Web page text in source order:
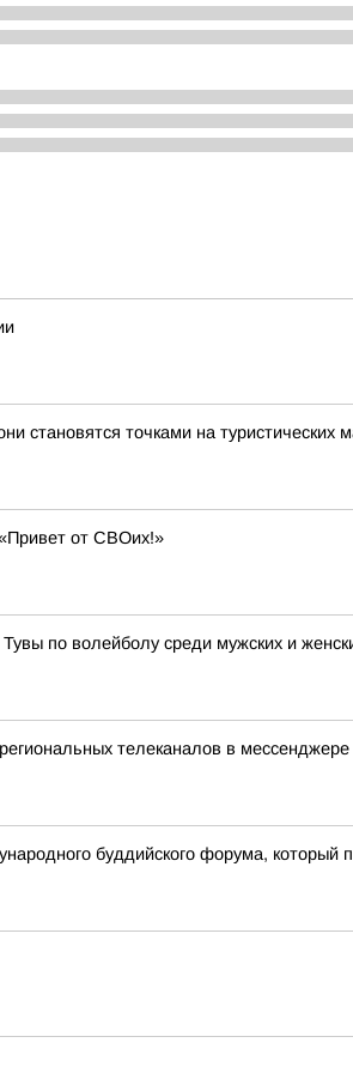
становятся точками на туристических
от СВОих!»
по волейболу среди мужских и
телеканалов в
буддийского форума, который